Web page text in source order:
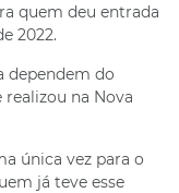
quem deu entrada
2022.
dependem do
na Nova
única vez para o
já teve esse